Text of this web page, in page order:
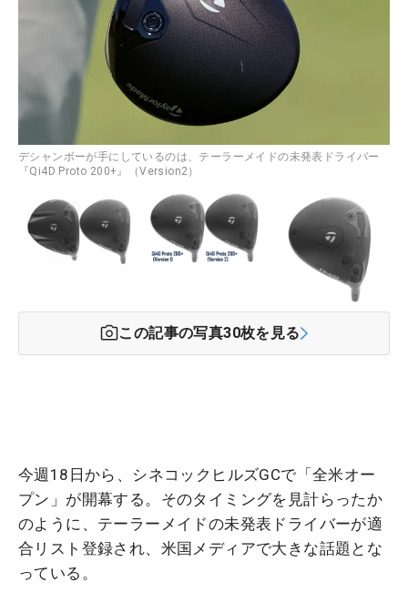
デシャンボーが手にしているのは、テーラーメイドの未発表ドライバー
『Qi4D Proto 200+』（Version2）
この記事の写真30枚を見る
今週18日から、シネコックヒルズGCで「全米オー
プン」が開幕する。そのタイミングを見計らったか
のように、テーラーメイドの未発表ドライバーが適
合リスト登録され、米国メディアで大きな話題とな
っている。